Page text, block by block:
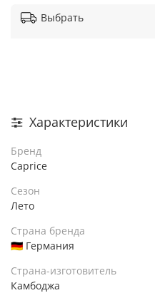
Выбрать
Характеристики
Бренд
Caprice
Сезон
Лето
Страна бренда
🇩🇪 Германия
Страна-изготовитель
Камбоджа